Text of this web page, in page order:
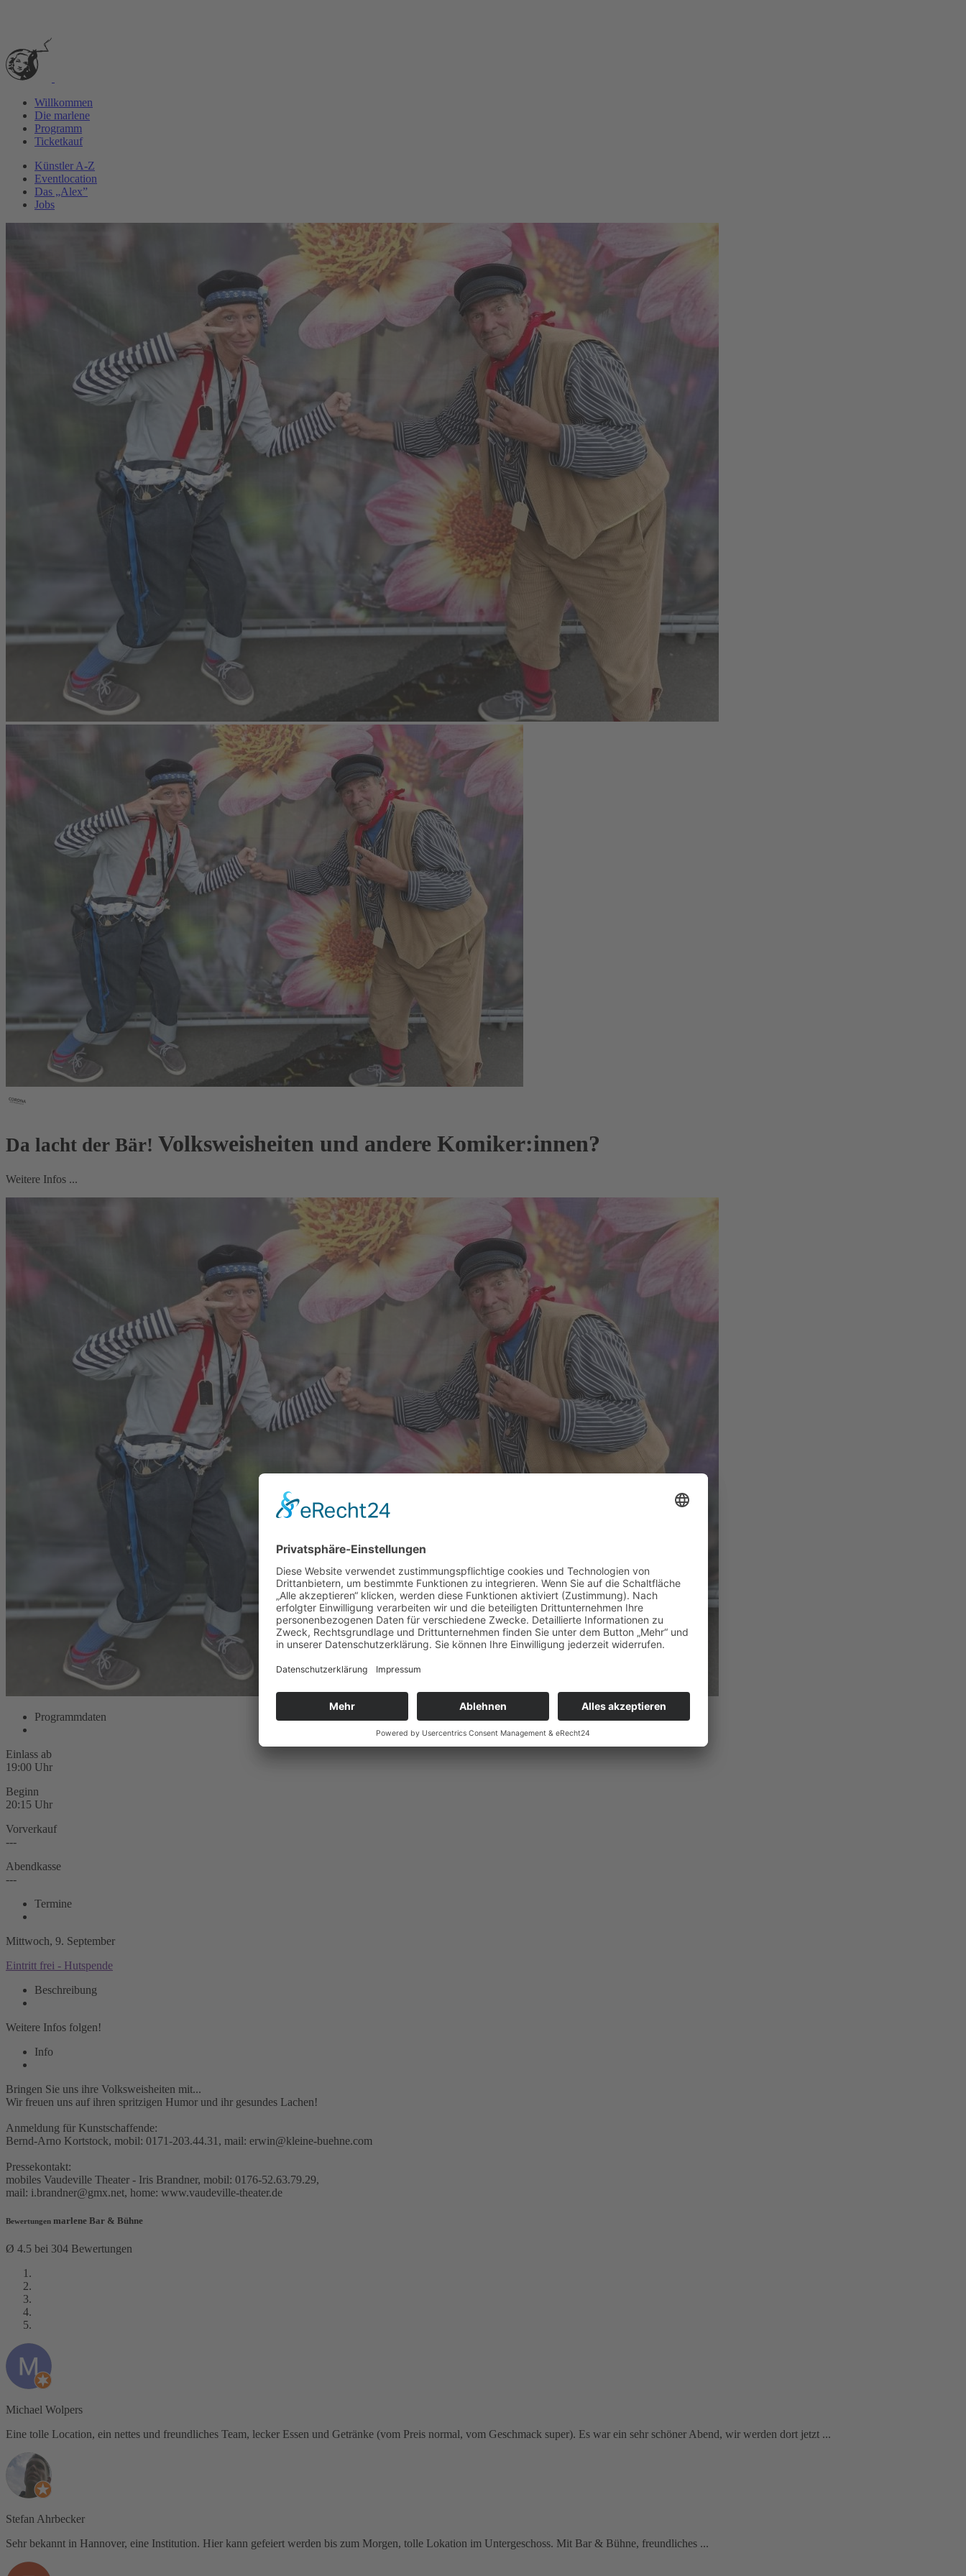
Willkommen
Die marlene
Programm
Ticketkauf
Künstler A-Z
Eventlocation
Das „Alex”
Jobs
Da lacht der Bär! Volksweisheiten und andere Komiker:innen?
Weitere Infos ...
Programmdaten
Einlass ab
19:00 Uhr
Beginn
20:15 Uhr
Vorverkauf
---
Abendkasse
---
Termine
Mittwoch, 9. September
Eintritt frei - Hutspende
Beschreibung
Weitere Infos folgen!
Info
Bringen Sie uns ihre Volksweisheiten mit...
Wir freuen uns auf ihren spritzigen Humor und ihr gesundes Lachen!
Anmeldung für Kunstschaffende:
Bernd-Arno Kortstock, mobil: 0171-203.44.31, mail: erwin@kleine-buehne.com
Pressekontakt:
mobiles Vaudeville Theater - Iris Brandner, mobil: 0176-52.63.79.29,
mail: i.brandner@gmx.net, home: www.vaudeville-theater.de
Bewertungen marlene Bar & Bühne
Ø 4.5 bei 304 Bewertungen
Michael Wolpers
Eine tolle Location, ein nettes und freundliches Team, lecker Essen und Getränke (vom Preis normal, vom Geschmack super). Es war ein sehr schöner Abend, wir werden dort jetzt ...
Stefan Ahrbecker
Sehr bekannt in Hannover, eine Institution. Hier kann gefeiert werden bis zum Morgen, tolle Lokation im Untergeschoss. Mit Bar & Bühne, freundliches ...